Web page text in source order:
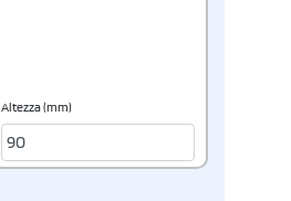
Altezza (mm)